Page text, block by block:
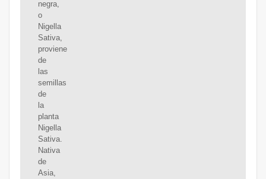
negra,
o
Nigella
Sativa,
proviene
de
las
semillas
de
la
planta
Nigella
Sativa.
Nativa
de
Asia,